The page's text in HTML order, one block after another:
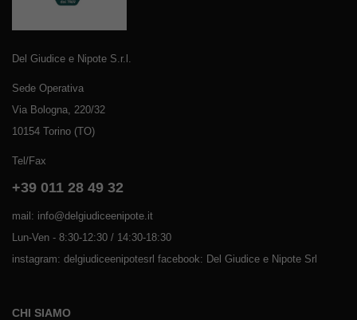
Del Giudice e Nipote S.r.l.
Sede Operativa
Via Bologna, 220/32
10154 Torino (TO)
Tel/Fax
+39 011 28 49 32
mail: info@delgiudiceenipote.it
Lun-Ven - 8:30-12:30 / 14:30-18:30
instagram: delgiudiceenipotesrl facebook: Del Giudice e Nipote Srl
CHI SIAMO